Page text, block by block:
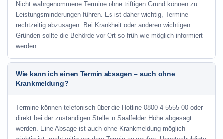
Nicht wahrgenommene Termine ohne triftigen Grund können zu
Leistungsminderungen führen. Es ist daher wichtig, Termine
rechtzeitig abzusagen. Bei Krankheit oder anderen wichtigen
Gründen sollte die Behörde vor Ort so früh wie möglich informiert
werden.
Wie kann ich einen Termin absagen – auch ohne
Krankmeldung?
Termine können telefonisch über die Hotline 0800 4 5555 00 oder
direkt bei der zuständigen Stelle in Saalfelder Höhe abgesagt
werden. Eine Absage ist auch ohne Krankmeldung möglich –